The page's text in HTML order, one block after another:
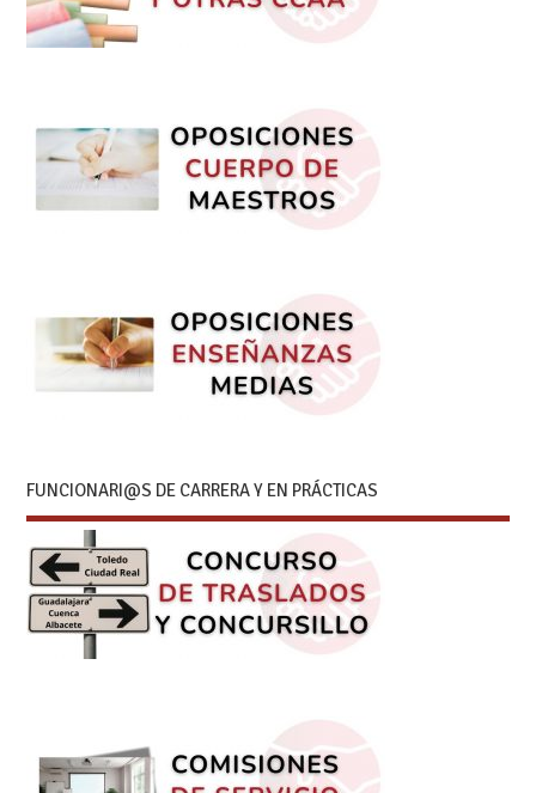
FUNCIONARI@S DE CARRERA Y EN PRÁCTICAS